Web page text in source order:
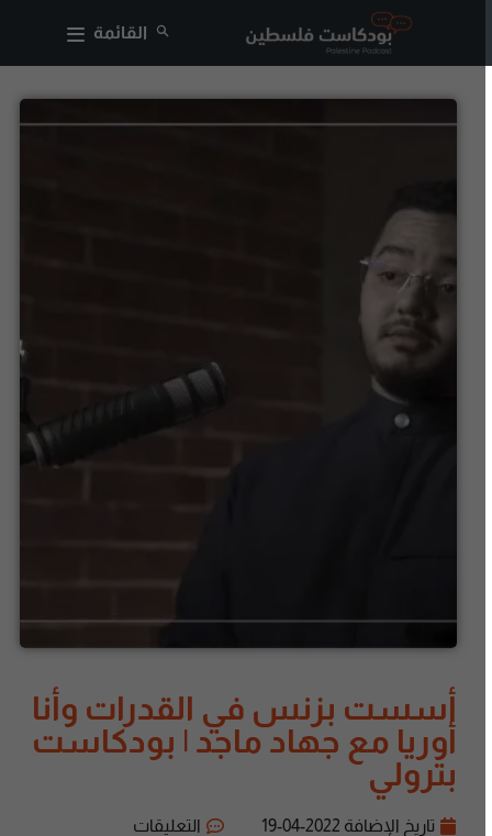
القائمة
أسست بزنس في القدرات وأنا
أوريا مع جهاد ماجد | بودكاست
بترولي
تاريخ الإضافة2022-04-19
التعليقات